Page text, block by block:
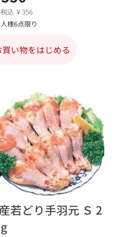
込 ￥356
様6点限り
買い物をはじめる
若どり手羽元 Ｓ 2